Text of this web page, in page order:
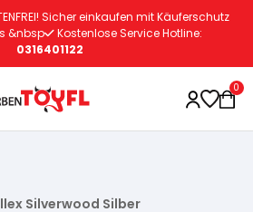
Sicher einkaufen mit Käuferschutz
&nbsp
Kostenlose Service Hotline:
0316401122
0
Silverwood Silber